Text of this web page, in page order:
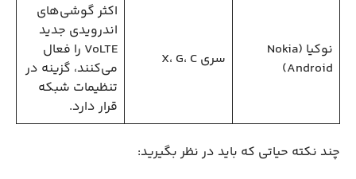
نوکیا (Nokia
Android)
سری X، G، C
اکثر گوشی‌های
اندرویدی جدید
VoLTE را فعال
می‌کنند، گزینه در
تنظیمات شبکه
قرار دارد.
چند نکته حیاتی که باید در نظر بگیرید: